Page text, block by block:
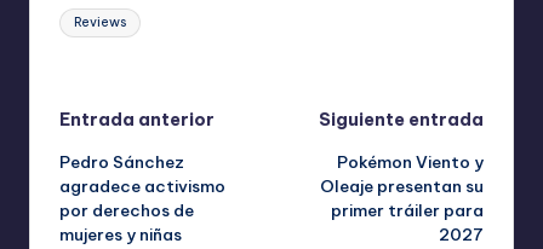
Sin
Tinta
Etiquetas:
Reviews
Navegación
de
entradas
Entrada anterior
Pedro Sánchez
agradece activismo
por derechos de
mujeres y niñas
Siguiente entrada
Pokémon Viento y
Oleaje presentan su
primer tráiler para
2027